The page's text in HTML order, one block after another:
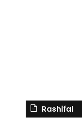
Rashifal